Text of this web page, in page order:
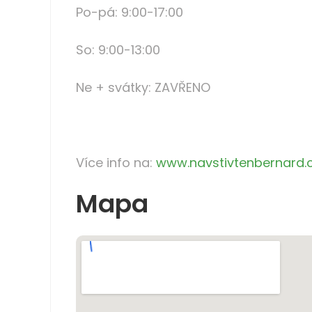
Po-pá: 9:00-17:00
So: 9:00-13:00
Ne + svátky: ZAVŘENO
Více info na:
Mapa